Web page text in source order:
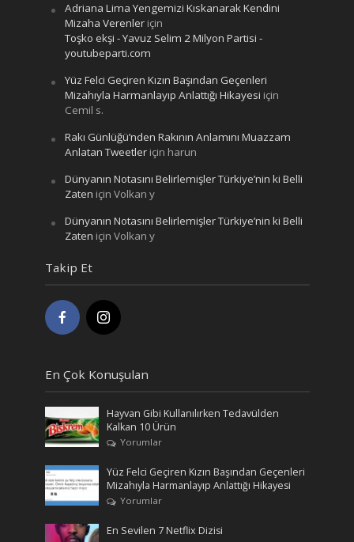
Adriana Lima Yengemizi Kıskanarak Kendini
Mizaha Verenleriçin
Toşko ekşi - Yavuz Selim 2 Milyon Partisi -
youtubeparti.com
Yüz Felci Geçiren Kızın Başından Geçenleri
Mizahıyla Harmanlayıp Anlattığı Hikayesi için
Cemil s.
Rakı Günlüğü’nden Rakının Anlamını Muazzam
Anlatan Tweetleriçin harun
Dünyanın Notasını Belirlemişler Türkiye’nin ki Belli
Zaten için Volkan y
Dünyanın Notasını Belirlemişler Türkiye’nin ki Belli
Zaten için Volkan y
Takip Et
En Çok Konuşulan
Hayvan Gibi Kullanılırken Tedavülden
Kalkan 10 Ürün
Yorumlar
Yüz Felci Geçiren Kızın Başından Geçenleri
Mizahıyla Harmanlayıp Anlattığı Hikayesi
Yorumlar
En Sevilen 7 Netflix Dizisi